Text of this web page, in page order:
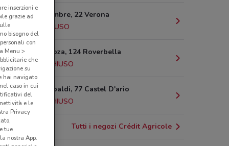
Via Iv Novembre, 22 Verona
CHIUSO
Via M. Custoza, 124 Roverbella
21.7 km
CHIUSO
Piazza Garibaldi, 77 Castel D'ario
23.5 km
CHIUSO
Tutti i negozi Crédit Agricole
inserzioni e
grazie ad
bisogno del
con
Menu >
che
su
hai navigato
caso in cui
del
e le
Privacy
tue
nostra App.